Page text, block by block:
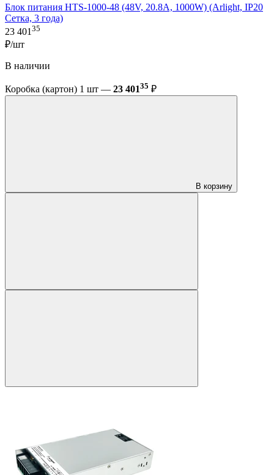
Блок питания HTS-1000-48 (48V, 20.8A, 1000W) (Arlight, IP20
Сетка, 3 года)
23 401 35
₽/шт
В наличии
Коробка (картон) 1 шт — 23 40135 ₽
В корзину